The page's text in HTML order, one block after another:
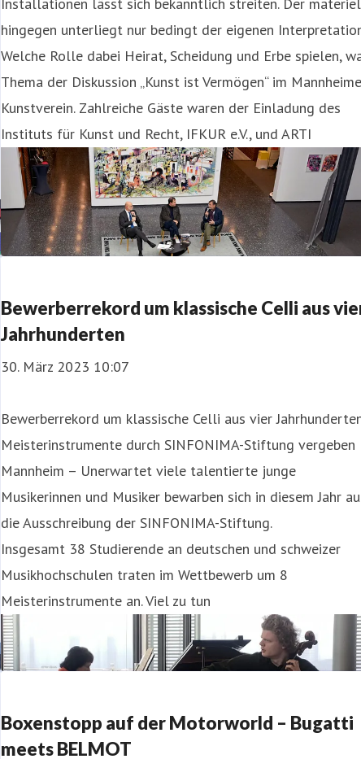
hingegen unterliegt nur bedingt der eigenen
Welche Rolle dabei Heirat, Scheidung und Erbe spielen,
Thema der Diskussion „Kunst ist Vermögen“ im
Kunstverein. Zahlreiche Gäste waren der Einladung des
Instituts für Kunst und Recht, IFKUR e.V., und ARTI
Bewerberrekord um klassische Celli aus
Jahrhunderten
30. März 2023 10:07
Bewerberrekord um klassische Celli aus vier
Meisterinstrumente durch SINFONIMA-Stiftung vergeben
Mannheim – Unerwartet viele talentierte junge
Musikerinnen und Musiker bewarben sich in diesem Jahr
die Ausschreibung der SINFONIMA-Stiftung.
Insgesamt 38 Studierende an deutschen und schweizer
Musikhochschulen traten im Wettbewerb um 8
Meisterinstrumente an. Viel zu tun
Boxenstopp auf der Motorworld – Bugatti
meets BELMOT